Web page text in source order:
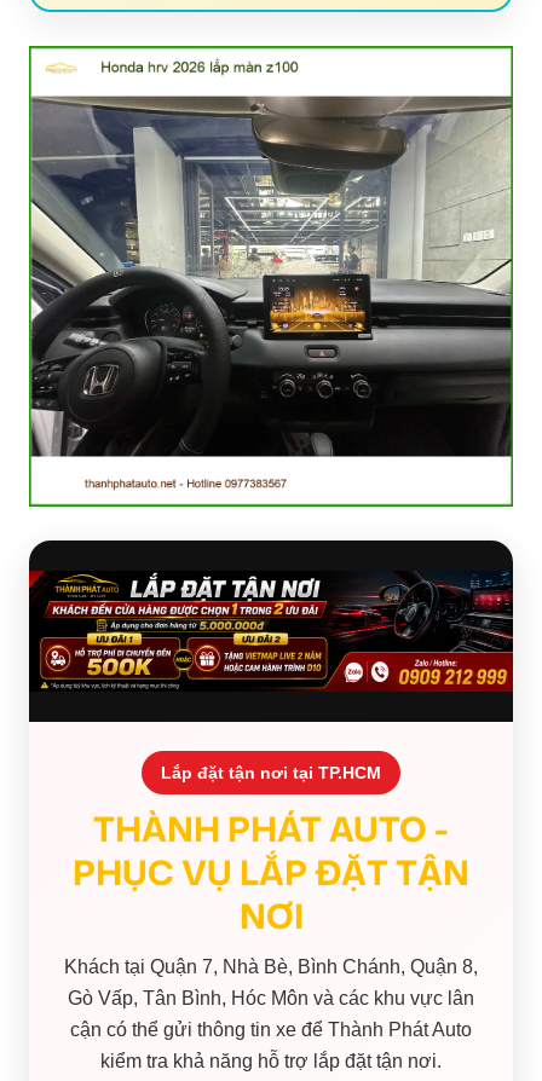
Lắp đặt tận nơi tại TP.HCM
THÀNH PHÁT AUTO -
PHỤC VỤ LẮP ĐẶT TẬN
NƠI
Khách tại Quận 7, Nhà Bè, Bình Chánh, Quận 8,
Gò Vấp, Tân Bình, Hóc Môn và các khu vực lân
cận có thể gửi thông tin xe để Thành Phát Auto
kiểm tra khả năng hỗ trợ lắp đặt tận nơi.